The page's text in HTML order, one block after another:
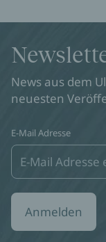
News aus dem
neuesten
E-Mail Adresse
Anmelden